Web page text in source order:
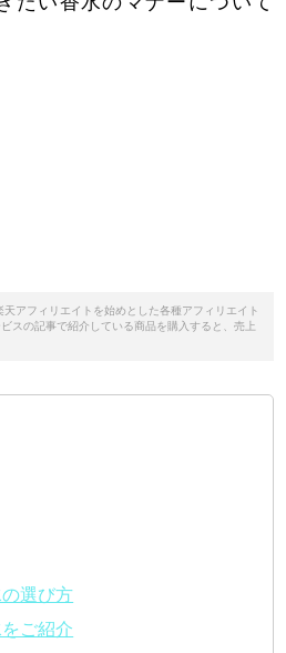
天アフィリエイトを始めとした各種アフィリエイト
スの記事で紹介している商品を購入すると、売上
選び方
ご紹介